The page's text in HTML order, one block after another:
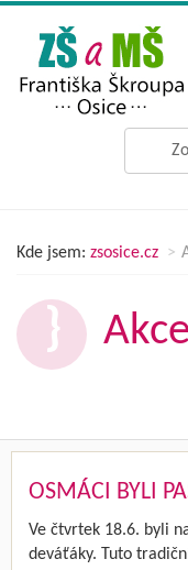
Kde jsem: zsosice.cz
OSMÁCI BYLI
Ve čtvrtek 18.6. byli
deváťáky. Tuto